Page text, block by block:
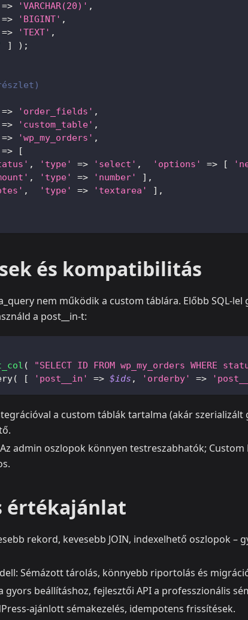
=> 'VARCHAR(20)' ,
=> 'BIGINT' ,
=> 'TEXT' ,
] ) ;
=> 'order_fields' ,
=> 'custom_table' ,
=> 'wp_my_orders' ,
=>
[
, 'type' => 'select' , 'options' => [
, 'type' => 'number' ] ,
, 'type' => 'textarea' ] ,
és kompatibilitás
nem működik a custom táblára. Előbb SQL-lel
a post__in-t:
( "SELECT ID FROM wp_my_orders WHERE
( [ 'post__in' => $ids , 'orderby' =>
a custom táblák tartalma (akár
admin oszlopok könnyen testreszabhatók; Custom
értékajánlat
rekord, kevesebb JOIN, indexelhető oszlopok –
Sémázott tárolás, könnyebb riportolás és
gyors beállításhoz, fejlesztői API a professzionális
ajánlott sémakezelés, idempotens frissítések.